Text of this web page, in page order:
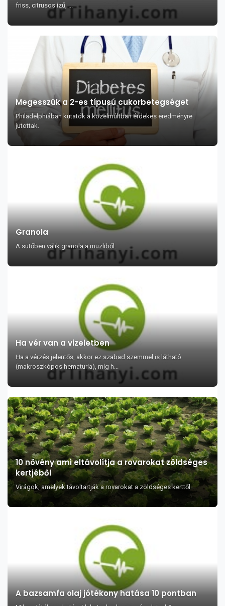
friss, citrusos ízű, ...
Megesszük a 2-es típusú cukorbetegséget
Philadelphiában kutatók a közelmúltban érdekes eredményre
jutottak.
Granola
A sütőben válik granola a müzliből.
Ha vér van a vizeletben
Ha a vérzés jelentős, akkor ez szabad szemmel is látható
(makroszkópos hematuria), míg h...
10 növény ami eltávolítja a rovarokat zöldséges
kertjéből
Virágok, amelyek távoltartják a rovarokat a zöldséges kerttől
A bazsamfa olaj jótékony hatása 10 pontban